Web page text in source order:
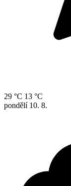
29 °C 13 °C
pondělí 10. 8.